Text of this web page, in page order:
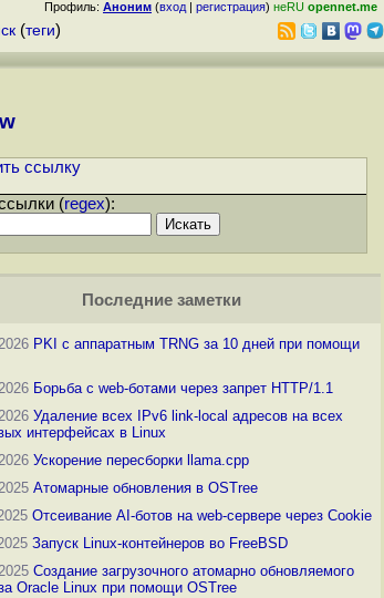
Профиль: Аноним (вход | регистрация) неRU opennet.me
(теги)
ссылку
(regex):
Последние заметки
PKI с аппаратным TRNG за 10 дней при помощи
Борьба с web-ботами через запрет HTTP/1.1
Удаление всех IPv6 link-local адресов на всех
интерфейсах в Linux
Ускорение пересборки llama.cpp
Атомарные обновления в OSTree
Отсеивание AI-ботов на web-сервере через Cookie
Запуск Linux-контейнеров во FreeBSD
Создание загрузочного атомарно обновляемого
Oracle Linux при помощи OSTree